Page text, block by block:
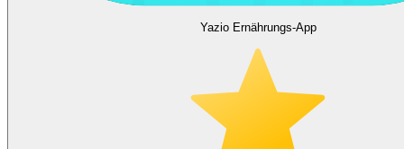
Yazio Ernährungs-App